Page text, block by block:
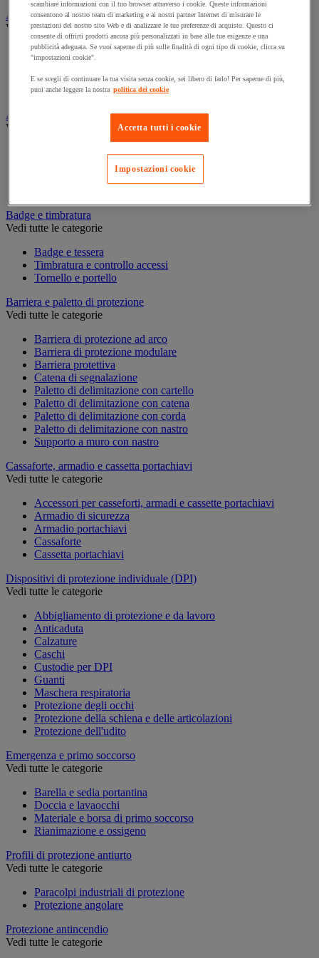
Assorbente industriale
Vedi tutte le categorie
Assorbente
Barriera anti-inquinamento e sistema di deviazione delle
perdite
Contenitore e solvente per sgrassaggio
Attrezzatura e mobili per studi medici
Vedi tutte le categorie
Armadietto pronto soccorso
Lettino, paravento e sedia per studi medici
Materiale per diagnosi di medicina generale
Badge e timbratura
Vedi tutte le categorie
Badge e tessera
Timbratura e controllo accessi
Tornello e portello
Barriera e paletto di protezione
Vedi tutte le categorie
Barriera di protezione ad arco
Barriera di protezione modulare
Barriera protettiva
Catena di segnalazione
Paletto di delimitazione con cartello
Paletto di delimitazione con catena
Paletto di delimitazione con corda
Paletto di delimitazione con nastro
Supporto a muro con nastro
Cassaforte, armadio e cassetta portachiavi
Vedi tutte le categorie
Accessori per casseforti, armadi e cassette portachiavi
Armadio di sicurezza
Armadio portachiavi
Cassaforte
Cassetta portachiavi
Dispositivi di protezione individuale (DPI)
Vedi tutte le categorie
Abbigliamento di protezione e da lavoro
Anticaduta
Calzature
Caschi
Custodie per DPI
Guanti
Maschera respiratoria
Protezione degli occhi
Protezione della schiena e delle articolazioni
Protezione dell'udito
Emergenza e primo soccorso
Vedi tutte le categorie
Barella e sedia portantina
Doccia e lavaocchi
Materiale e borsa di primo soccorso
Rianimazione e ossigeno
Profili di protezione antiurto
Vedi tutte le categorie
Paracolpi industriali di protezione
Protezione angolare
Protezione antincendio
Vedi tutte le categorie
scambiare informazioni con il tuo browser attraverso i cookie. Queste informazioni
consentono al nostro team di marketing e ai nostri partner Internet di misurare le
prestazioni del nostro sito Web e di analizzare le tue preferenze di acquisto. Questo ci
consente di offrirti prodotti ancora più personalizzati in base alle tue esigenze e una
pubblicità adeguata. Se vuoi saperne di più sulle finalità di ogni tipo di cookie, clicca su
"impostazioni cookie".
E se scegli di continuare la tua visita senza cookie, sei libero di farlo! Per saperne di più,
puoi anche leggere la nostra politica dei cookie
Accetta tutti i cookie
Impostazioni cookie